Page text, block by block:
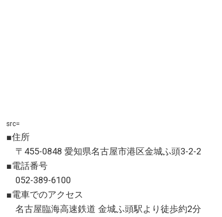
src=
■住所
〒455-0848 愛知県名古屋市港区金城ふ頭3-2-2
■電話番号
052-389-6100
■電車でのアクセス
名古屋臨海高速鉄道 金城ふ頭駅より徒歩約2分